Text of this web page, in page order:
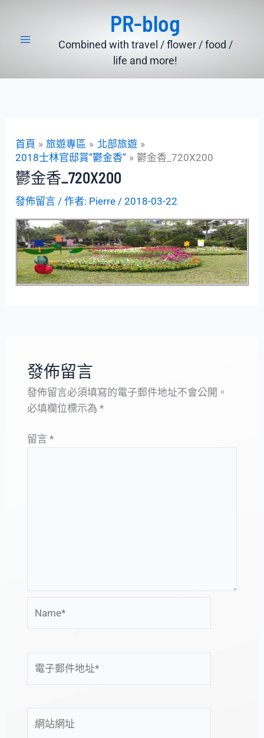
PR-blog
Combined with travel / flower / food /
life and more!
首頁 旅遊專區
北部旅遊
2018士林官邸賞”鬱金香”
鬱金香_720X200
鬱金香_720X200
發佈留言 / 作者: Pierre /2018-03-22
發佈留言
發佈留言必須填寫的電子郵件地址不會公開。
必填欄位標示為 *
留言 *
子
件
地
站